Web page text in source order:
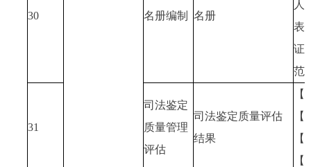
30 名册编制 名册
人
表
证
范
31
司法鉴定
质量管理
评估
司法鉴定质量评估
结果